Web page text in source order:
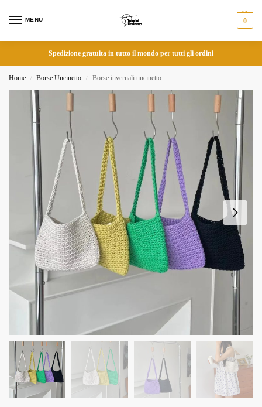
MENU 0
Spedizione gratuita in tutto il mondo per tutti gli ordini
Home / Borse Uncinetto / Borse invernali uncinetto